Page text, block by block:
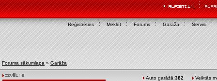
Reģistrēties Meklēt Forums Garāža Servisi
Foruma sākumlapa » Garāža
Auto garāžā:382 Veiktās